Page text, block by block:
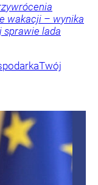
wakacji – wynika
sprawie lada
Twój